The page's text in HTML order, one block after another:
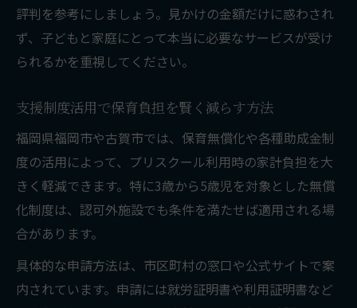
評判を参考にしましょう。見かけの金額だけに惑わされ
ず、子どもと家庭にとって本当に必要なサービスが受け
られるかを重視してください。
支援制度活用で保育負担を賢く減らす方法
福岡県福岡市や古賀市では、保育無償化や各種助成金制
度の活用によって、プリスクール利用時の家計負担を大
きく軽減できます。特に3歳から5歳児を対象とした無償
化制度は、認可外施設でも条件を満たせば適用される場
合があります。
具体的な申請方法は、市区町村の窓口や公式サイトで案
内されています。申請には就労証明書や利用証明書など